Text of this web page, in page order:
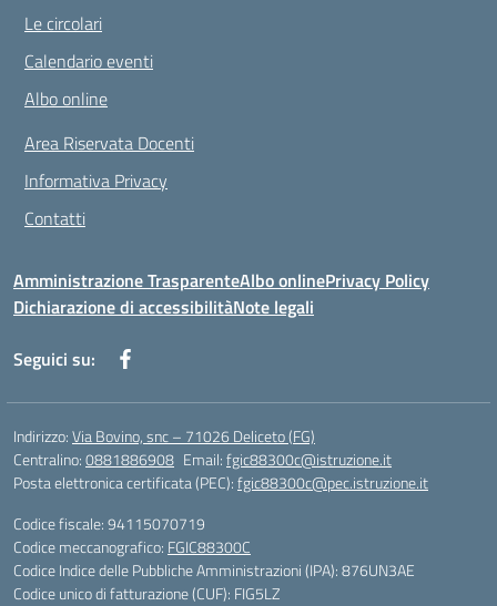
Le circolari
Calendario eventi
Albo online
Area Riservata Docenti
Informativa Privacy
Contatti
Amministrazione TrasparenteAlbo onlinePrivacy Policy
Dichiarazione di accessibilitàNote legali
Seguici su:
Indirizzo:Via Bovino, snc – 71026 Deliceto (FG)
Centralino:0881886908 Email:fgic88300c@istruzione.it
Posta elettronica certificata (PEC):fgic88300c@pec.istruzione.it
Codice fiscale: 94115070719
Codice meccanografico: FGIC88300C
Codice Indice delle Pubbliche Amministrazioni (IPA): 876UN3AE
Codice unico di fatturazione (CUF): FIG5LZ